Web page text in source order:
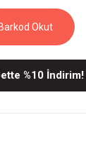
Barkod Okut
İndirim! |